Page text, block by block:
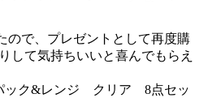
ので、プレゼントとして再度購
して気持ちいいと喜んでもらえ
ック&レンジ クリア 8点セッ